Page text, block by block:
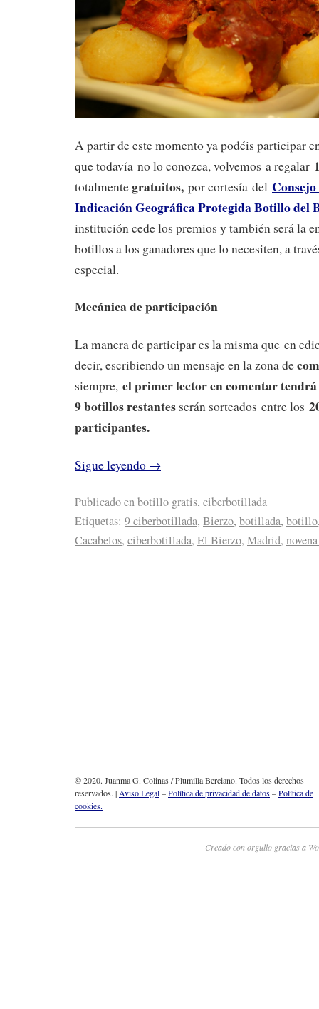
A partir de este momento ya podéis participar
que todavía no lo conozca, volvemos a regalar
totalmentegratuitos, por cortesía del
Indicación Geográfica Protegida Botillo del
institución cede los premios y también será la
botillos a los ganadores que lo necesiten, a
especial.
Mecánica de participación
La manera de participar es la misma que en
decir, escribiendo un mensaje en la zona de
siempre, el primer lector en comentar
9 botillos restantes serán sorteados entre los
participantes.
Sigue leyendo →
Publicado enbotillo gratis, ciberbotillada
Etiquetas: 9 ciberbotillada, Bierzo, botillada, botillo
Cacabelos, ciberbotillada, El Bierzo, Madrid,
© 2020. Juanma G. Colinas / Plumilla Berciano. Todos los derechos
reservados. |Aviso Legal–Política de privacidad de datos–Política de
cookies.
Creado con orgullo gracias a